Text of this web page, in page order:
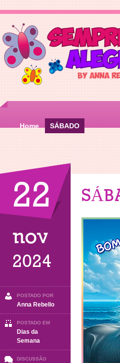
Home SÁBADO
22
nov
2024
POSTADO POR
Anna Rebello
POSTADO EM
Dias da
Semana
DISCUSSÃO